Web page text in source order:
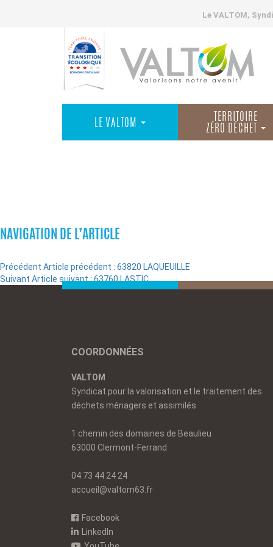
Le VALTOM,
LE VALTOM
TERRITOIRE
ZÉRO DÉCHET
NAVIGATION DE L’ARTICLE
Précédent Article précédent : 63820 LAQUEUILLE
Suivant Article suivant :63760 LASTIC
COORDONNÉES
VALTOM
Syndicat pour la valorisation et le traitement des
déchets ménagers et assimilés
1 chemin des domaines de Beaulieu
63000 Clermont-Ferrand
04 73 44 24 24
accueil@valtom63.fr
Facebook
LinkedIn